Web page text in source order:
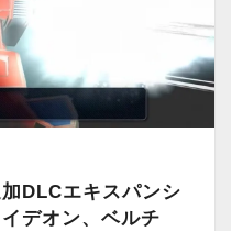
DLCエキスパンシ
デオン、ベルチ